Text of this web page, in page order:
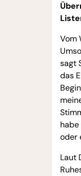
Vom
sagt
das
oder
Laut